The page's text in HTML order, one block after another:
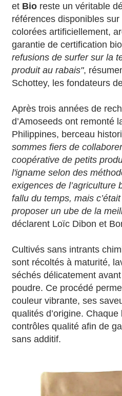
et Bio reste un véritable
références disponibles
colorées artificiellement,
garantie de certification
refusions de surfer sur la
produit au rabais",
Schottey, les fondateurs
Après trois années de
d’Amoseeds ont remonté
Philippines, berceau
sommes fiers de
coopérative de petits
l'igname selon des
exigences de l’agriculture
fallu du temps, mais
proposer un ube de la
déclarent Loïc Dibon et
Cultivés sans intrants
sont récoltés à maturité,
séchés délicatement
poudre. Ce procédé
couleur vibrante, ses
qualités d’origine.
contrôles qualité afin de
sans additif.